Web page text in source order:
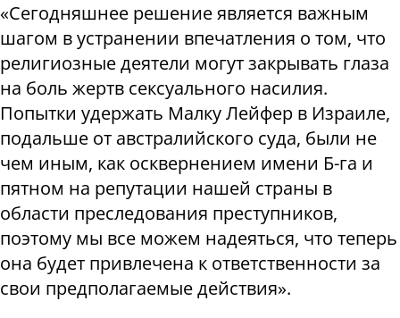
«Сегодняшнее решение является важным
шагом в устранении впечатления о том, что
религиозные деятели могут закрывать глаза
на боль жертв сексуального насилия.
Попытки удержать Малку Лейфер в Израиле,
подальше от австралийского суда, были не
чем иным, как осквернением имени Б-га и
пятном на репутации нашей страны в
области преследования преступников,
поэтому мы все можем надеяться, что теперь
она будет привлечена к ответственности за
свои предполагаемые действия».